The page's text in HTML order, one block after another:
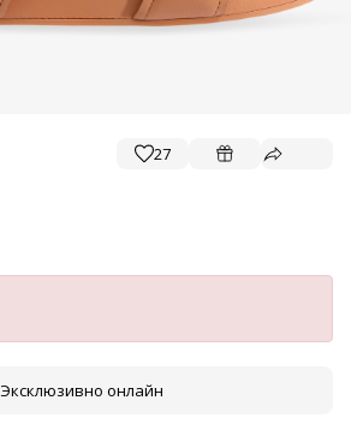
27
Эксклюзивно онлайн